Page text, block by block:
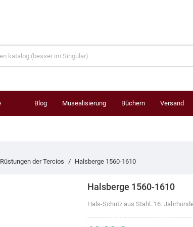
Blog Musealisierung Büchern Versand
der Tercios Halsberge 1560-1610
Halsberge 1560-1610
Hals-Schutz aus Stahl. 16.